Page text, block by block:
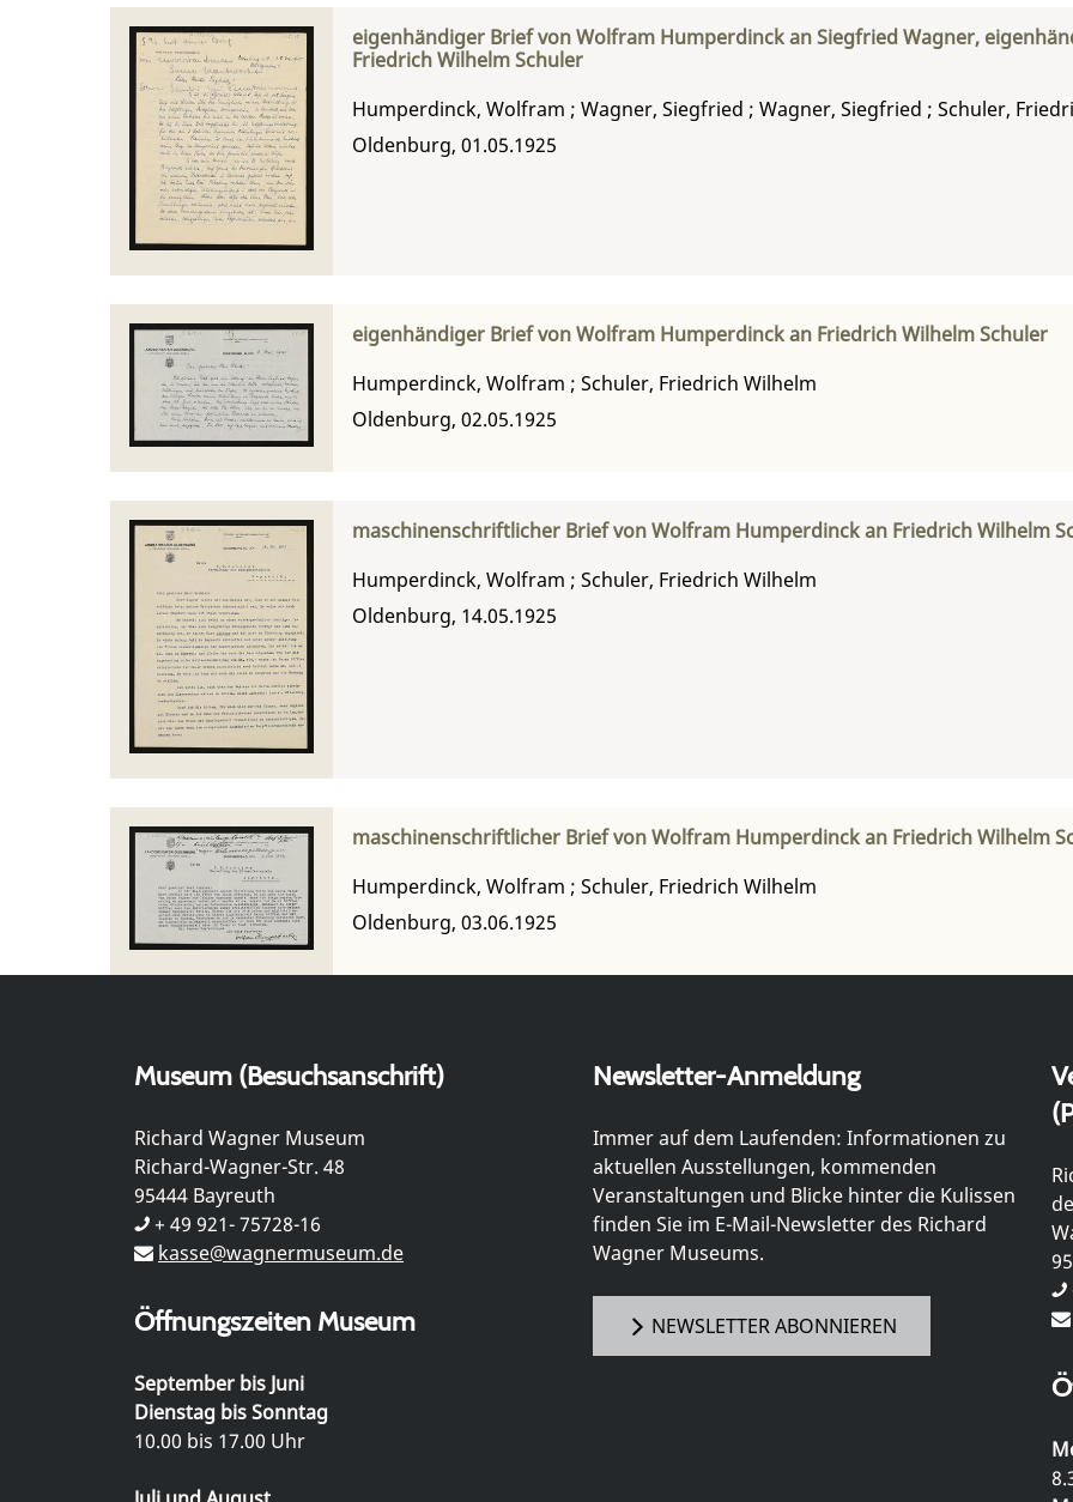
eigenhändiger Brief von Wolfram Humperdinck an Siegfried Wagner,
Friedrich Wilhelm Schuler
Humperdinck, Wolfram ; Wagner, Siegfried ; Wagner, Siegfried ; Schuler,
Oldenburg, 01.05.1925
eigenhändiger Brief von Wolfram Humperdinck an Friedrich Wilhelm Schuler
Humperdinck, Wolfram ; Schuler, Friedrich Wilhelm
Oldenburg, 02.05.1925
maschinenschriftlicher Brief von Wolfram Humperdinck an Friedrich Wilhelm
Humperdinck, Wolfram ; Schuler, Friedrich Wilhelm
Oldenburg, 14.05.1925
maschinenschriftlicher Brief von Wolfram Humperdinck an Friedrich Wilhelm
Humperdinck, Wolfram ; Schuler, Friedrich Wilhelm
Oldenburg, 03.06.1925
Museum (Besuchsanschrift)
Richard Wagner Museum
Richard-Wagner-Str. 48
95444 Bayreuth
+ 49 921- 75728-16
kasse@wagnermuseum.de
Öffnungszeiten Museum
September bis Juni
Dienstag bis Sonntag
10.00 bis 17.00 Uhr
Newsletter-Anmeldung
Immer auf dem Laufenden: Informationen zu
aktuellen Ausstellungen, kommenden
Veranstaltungen und Blicke hinter die Kulissen
finden Sie im E-Mail-Newsletter des Richard
Wagner Museums.
NEWSLETTER ABONNIEREN